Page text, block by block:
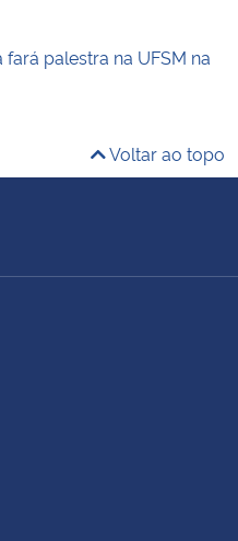
palestra na UFSM na
Voltar ao topo